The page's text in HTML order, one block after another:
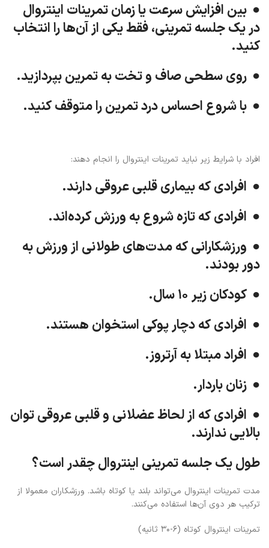
● بین افزایش سرعت یا زمان تمرینات اینتروال
در یک جلسه تمرینی، فقط یکی از آن‌ها را انتخاب
کنید.
● روی سطحی صاف و تخت به تمرین بپردازید.
● با شروع احساس درد تمرین را متوقف کنید.
افراد با شرایط زیر نباید تمرینات اینتروال را انجام دهند:
● افرادی که بیماری قلبی عروقی دارند.
● افرادی که تازه شروع به ورزش کرده‌اند.
● ورزشکارانی که مدت‌های طولانی از ورزش به
دور بودند.
● کودکان زیر ۱۰ سال.
● افرادی که دچارپوکی استخوان هستند.
● افراد مبتلا به آرتروز.
● زنان باردار.
● افرادی که از لحاظ عضلانی و قلبی عروقی توان
بالایی ندارند.
طول یک جلسه تمرینی اینتروال چقدر است؟
مدت تمرینات اینتروال می‌تواند بلند یا کوتاه باشد. ورزشکاران معمولا از
ترکیب هر دوی آن‌ها استفاده می‌کنند.
تمرینات اینتروال کوتاه (۶-۳۰ ثانیه)